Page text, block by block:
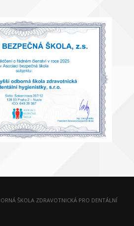
ŠKOLA ZDRAVOTNICKÁ PRO DENTÁLNÍ